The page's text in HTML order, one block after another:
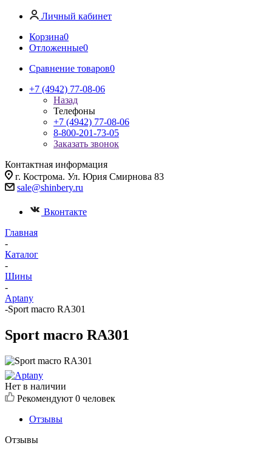
Личный кабинет
Корзина0
Отложенные0
Сравнение товаров0
+7 (4942) 77-08-06
Назад
Телефоны
+7 (4942) 77-08-06
8-800-201-73-05
Заказать звонок
Контактная информация
г. Кострома. Ул. Юрия Смирнова 83
sale@shinbery.ru
Вконтакте
Главная
-
Каталог
-
Шины
-
Aptany
-Sport macro RA301
Sport macro RA301
Нет в наличии
Рекомендуют 0 человек
Отзывы
Отзывы